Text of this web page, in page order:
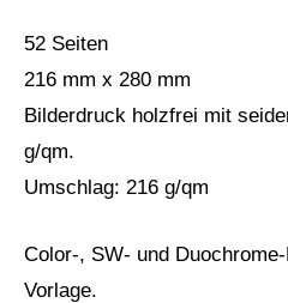
52 Seiten
216 mm x 280 mm
Bilderdruck holzfrei mit
g/qm.
Umschlag: 216 g/qm
Color-, SW- und
Vorlage.